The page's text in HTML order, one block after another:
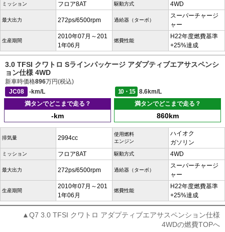
ミッション フロア8AT 駆動方式 4WD
最大出力 272ps/6500rpm 過給器（ターボ）
スーパーチャージ
ャー
生産期間
2010年07月～201
1年06月
燃費性能
H22年度燃費基準
+25%達成
3.0 TFSI クワトロ Sラインパッケージ アダプティブエアサスペンシ
ョン仕様 4WD
新車時価格896万円(税込)
JC08
-km/L 10・15
8.6km/L
満タンでどこまで走る？
-km
満タンでどこまで走る？
860km
排気量 2994cc
使用燃料
エンジン
ハイオク
ガソリン
ミッション フロア8AT 駆動方式 4WD
最大出力 272ps/6500rpm 過給器（ターボ）
スーパーチャージ
ャー
生産期間
2010年07月～201
1年06月
燃費性能
H22年度燃費基準
+25%達成
▲Q7 3.0 TFSI クワトロ アダプティブエアサスペンション仕様
4WDの燃費TOPへ